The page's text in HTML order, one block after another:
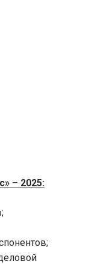
– 2025: